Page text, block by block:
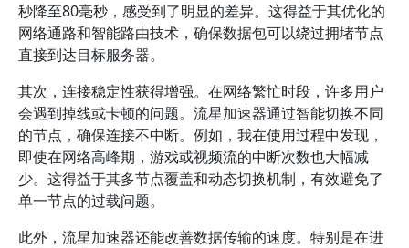
秒降至80毫秒，感受到了明显的差异。这得益于其优化的
网络通路和智能路由技术，确保数据包可以绕过拥堵节点
直接到达目标服务器。
其次，连接稳定性获得增强。在网络繁忙时段，许多用户
会遇到掉线或卡顿的问题。流星加速器通过智能切换不同
的节点，确保连接不中断。例如，我在使用过程中发现，
即使在网络高峰期，游戏或视频流的中断次数也大幅减
少。这得益于其多节点覆盖和动态切换机制，有效避免了
单一节点的过载问题。
此外，流星加速器还能改善数据传输的速度。特别是在进